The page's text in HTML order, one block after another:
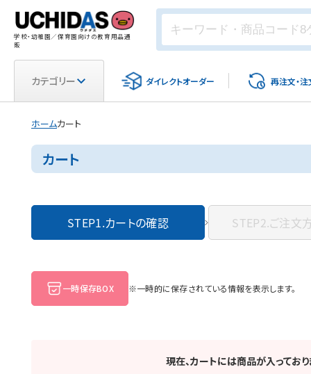
学校・幼稚園／保育園向けの教育用品通
販
カテゴリー ダイレクトオーダー 再注文・注
ホームカート
カート
STEP1.カートの確認 STEP2.ご注文
一時保存BOX ※一時的に保存されている情報を表示します。
現在、カートには商品が入ってお